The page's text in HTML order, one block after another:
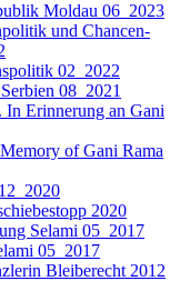
Moldau 06_2023
und Chancen-
02_2022
08_2021
In Erinnerung an Gani
of Gani Rama
2020
Selami 05_2017
05_2017
Bleiberecht 2012